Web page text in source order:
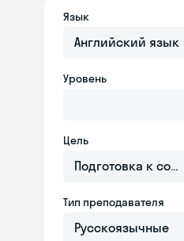
Язык
Английский язык
Уровень
Цель
Подготовка к
Тип преподавателя
Русскоязычные